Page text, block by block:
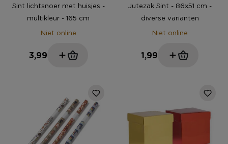
Sint lichtsnoer met huisjes -
multikleur - 165 cm
Niet online
3,99
Jutezak Sint - 86x51 cm -
diverse varianten
Niet online
1,99